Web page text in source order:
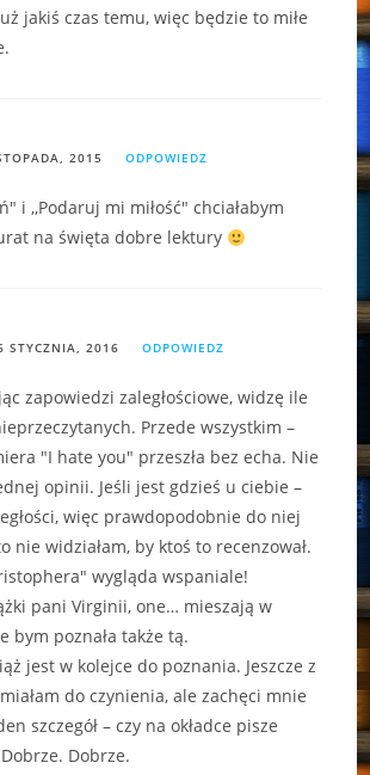
jakiś czas temu, więc będzie to miłe
2015 ODPOWIEDZ
i ,,Podaruj mi miłość" chciałabym
na święta dobre lektury
STYCZNIA, 2016 ODPOWIEDZ
zapowiedzi zaległościowe, widzę ile
Przede wszystkim –
"I hate you" przeszła bez echa. Nie
opinii. Jeśli jest gdzieś u ciebie –
więc prawdopodobnie do niej
nie widziałam, by ktoś to recenzował.
wygląda wspaniale!
pani Virginii, one… mieszają w
bym poznała także tą.
jest w kolejce do poznania. Jeszcze z
do czynienia, ale zachęci mnie
szczegół – czy na okładce pisze
Dobrze.